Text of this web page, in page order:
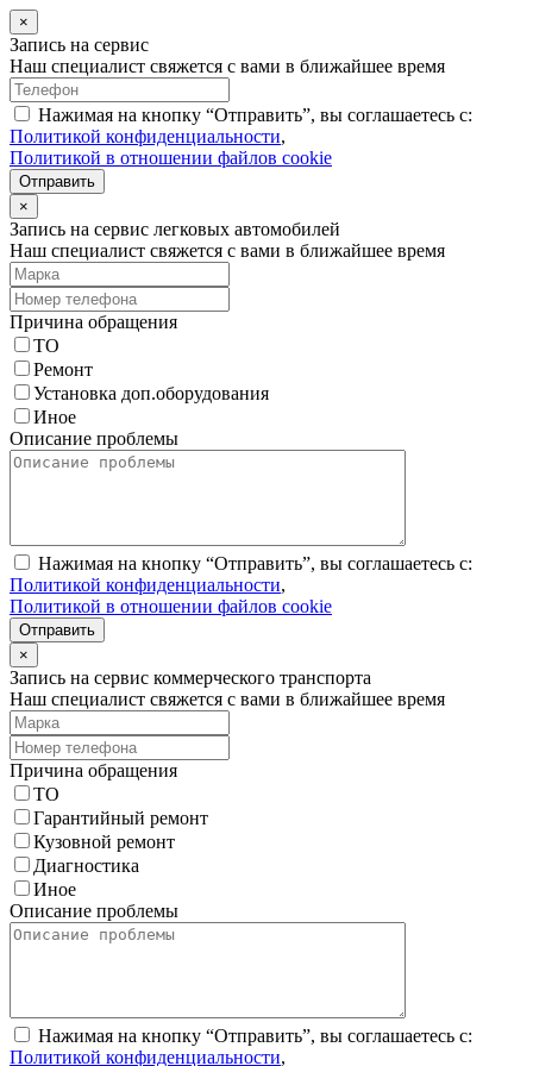
×
Запись на сервис
Наш специалист свяжется с вами в ближайшее время
Нажимая на кнопку “Отправить”, вы соглашаетесь с:
Политикой конфиденциальности,
Политикой в отношении файлов cookie
Отправить
×
Запись на сервис легковых автомобилей
Наш специалист свяжется с вами в ближайшее время
Причина обращения
ТО
Ремонт
Установка доп.оборудования
Иное
Описание проблемы
Нажимая на кнопку “Отправить”, вы соглашаетесь с:
Политикой конфиденциальности,
Политикой в отношении файлов cookie
Отправить
×
Запись на сервис коммерческого транспорта
Наш специалист свяжется с вами в ближайшее время
Причина обращения
ТО
Гарантийный ремонт
Кузовной ремонт
Диагностика
Иное
Описание проблемы
Нажимая на кнопку “Отправить”, вы соглашаетесь с:
Политикой конфиденциальности,